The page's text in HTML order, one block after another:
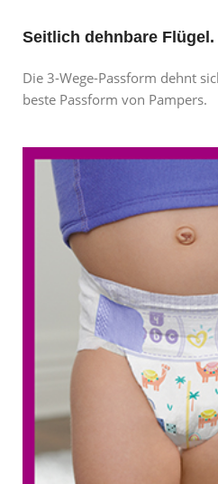
Seitlich dehnbare Flügel.
Die 3-Wege-Passform dehnt
beste Passform von Pampers.